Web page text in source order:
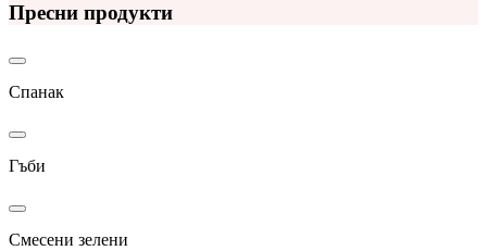
Пресни продукти
Спанак
Гъби
Смесени зелени